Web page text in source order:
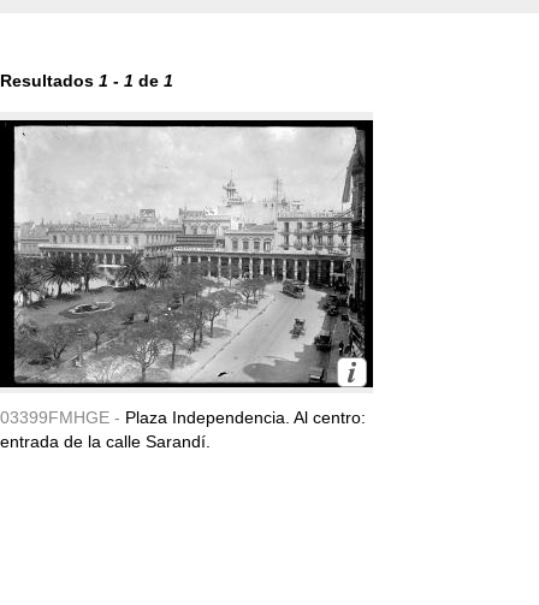
Resultados 1 - 1 de 1
03399FMHGE - Plaza Independencia. Al centro:
entrada de la calle Sarandí.